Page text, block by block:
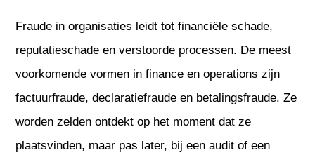
Fraude in organisaties leidt tot financiële schade,
reputatieschade en verstoorde processen. De meest
voorkomende vormen in finance en operations zijn
factuurfraude, declaratiefraude en betalingsfraude. Ze
worden zelden ontdekt op het moment dat ze
plaatsvinden, maar pas later, bij een audit of een